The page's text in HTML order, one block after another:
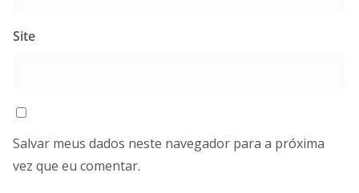
Site
Salvar meus dados neste navegador para a próxima
vez que eu comentar.